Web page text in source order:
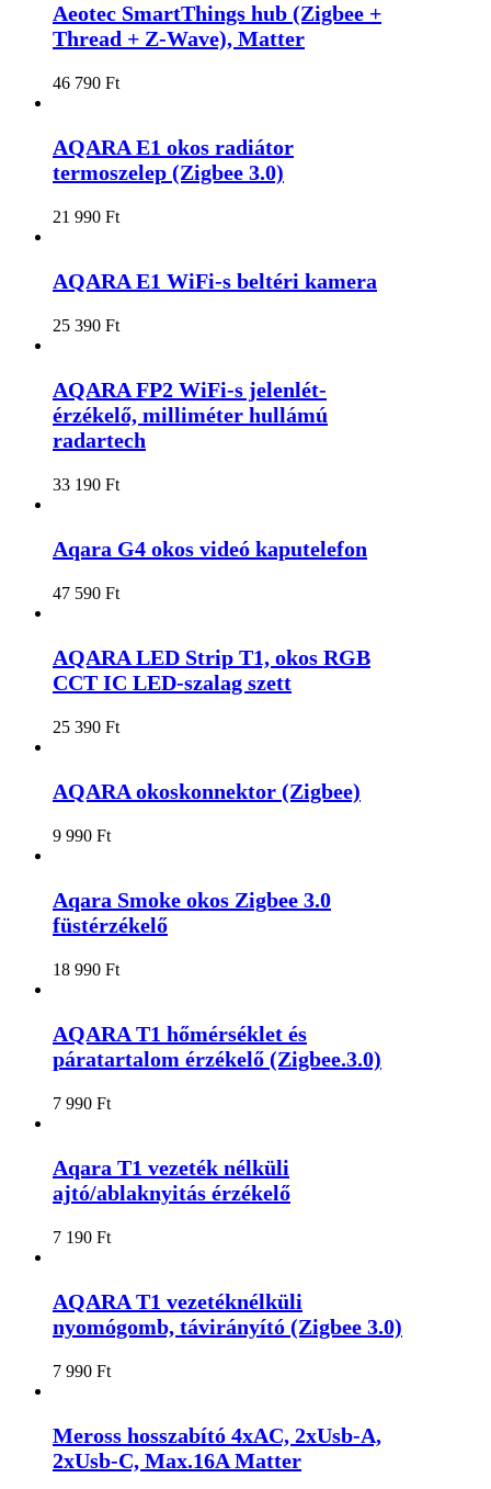
Aeotec SmartThings hub (Zigbee +
Thread + Z-Wave), Matter
46 790 Ft
AQARA E1 okos radiátor
termoszelep (Zigbee 3.0)
21 990 Ft
AQARA E1 WiFi-s beltéri kamera
25 390 Ft
AQARA FP2 WiFi-s jelenlét-
érzékelő, milliméter hullámú
radartech
33 190 Ft
Aqara G4 okos videó kaputelefon
47 590 Ft
AQARA LED Strip T1, okos RGB
CCT IC LED-szalag szett
25 390 Ft
AQARA okoskonnektor (Zigbee)
9 990 Ft
Aqara Smoke okos Zigbee 3.0
füstérzékelő
18 990 Ft
AQARA T1 hőmérséklet és
páratartalom érzékelő (Zigbee.3.0)
7 990 Ft
Aqara T1 vezeték nélküli
ajtó/ablaknyitás érzékelő
7 190 Ft
AQARA T1 vezetéknélküli
nyomógomb, távirányító (Zigbee 3.0)
7 990 Ft
Meross hosszabító 4xAC, 2xUsb-A,
2xUsb-C, Max.16A Matter